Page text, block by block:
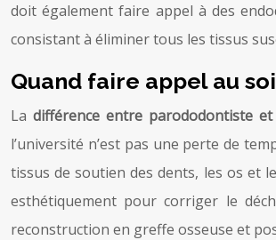
doit également faire appel à des
consistant à éliminer tous les tissus
Quand faire appel au
La différence entre parododontiste
l’université n’est pas une perte de
tissus de soutien des dents, les os et
esthétiquement pour corriger le
reconstruction en greffe osseuse et